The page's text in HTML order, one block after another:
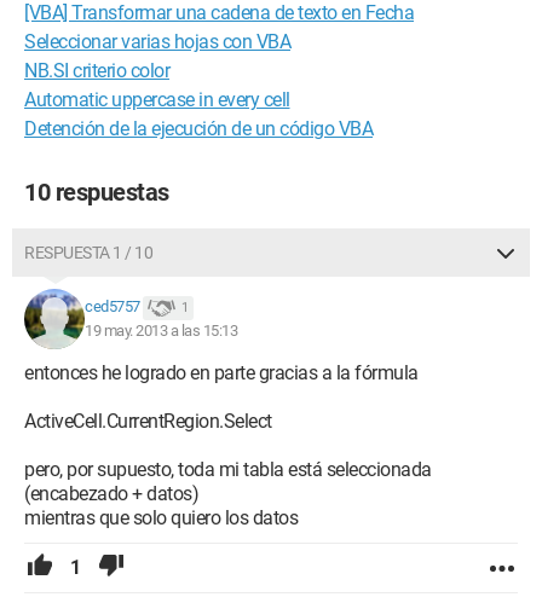
[VBA] Transformar una cadena de texto en Fecha
Seleccionar varias hojas con VBA
NB.SI criterio color
Automatic uppercase in every cell
Detención de la ejecución de un código VBA
10 respuestas
RESPUESTA 1 / 10
ced5757 1
19 may. 2013 a las 15:13
entonces he logrado en parte gracias a la fórmula
ActiveCell.CurrentRegion.Select
pero, por supuesto, toda mi tabla está seleccionada
(encabezado + datos)
mientras que solo quiero los datos
1